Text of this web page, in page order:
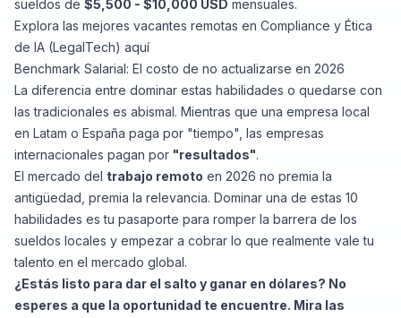
sueldos de $5,500 - $10,000 USD mensuales.
Explora las mejores vacantes remotas en Compliance y Ética
de IA (LegalTech) aquí
Benchmark Salarial: El costo de no actualizarse en 2026
La diferencia entre dominar estas habilidades o quedarse con
las tradicionales es abismal. Mientras que una empresa local
en Latam o España paga por "tiempo", las empresas
internacionales pagan por "resultados".
El mercado del trabajo remoto en 2026 no premia la
antigüedad, premia la relevancia. Dominar una de estas 10
habilidades es tu pasaporte para romper la barrera de los
sueldos locales y empezar a cobrar lo que realmente vale tu
talento en el mercado global.
¿Estás listo para dar el salto y ganar en dólares? No
esperes a que la oportunidad te encuentre. Mira las